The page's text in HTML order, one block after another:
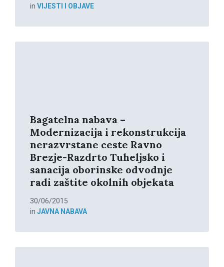
in VIJESTI I OBJAVE
Bagatelna nabava –
Modernizacija i rekonstrukcija
nerazvrstane ceste Ravno
Brezje-Razdrto Tuheljsko i
sanacija oborinske odvodnje
radi zaštite okolnih objekata
30/06/2015
in JAVNA NABAVA
Read
Read